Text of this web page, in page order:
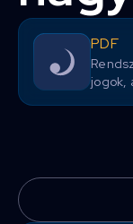
PDF
jogok,